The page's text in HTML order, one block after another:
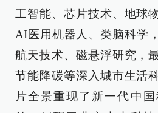
工智能、芯片技术、地球
AI医用机器人、类脑科学
航天技术、磁悬浮研究，
节能降碳等深入城市生活
片全景重现了新一代中